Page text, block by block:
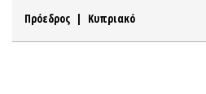
Πρόεδρος | Κυπριακό